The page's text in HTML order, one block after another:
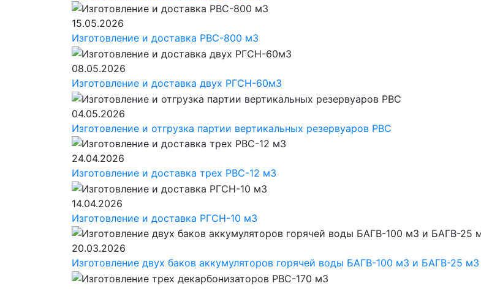
15.05.2026
Изготовление и доставка РВС-800 м3
08.05.2026
Изготовление и доставка двух РГСН-60м3
04.05.2026
Изготовление и отгрузка партии вертикальных резервуаров РВС
24.04.2026
Изготовление и доставка трех РВС-12 м3
14.04.2026
Изготовление и доставка РГСН-10 м3
20.03.2026
Изготовление двух баков аккумуляторов горячей воды БАГВ-100 м3 и БАГВ-25 м3